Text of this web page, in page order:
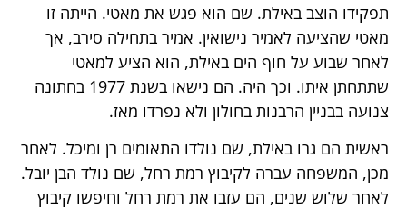
תפקידו הוצב באילת. שם הוא פגש את מאטי. הייתה זו
מאטי שהציעה לאמיר נישואין. אמיר בתחילה סירב, אך
לאחר שבוע על חוף הים באילת, הוא הציע למאטי
שתתחתן איתו. וכך היה. הם נישאו בשנת 1977 בחתונה
צנועה בבניין הרבנות בחולון ולא נפרדו מאז.
ראשית הם גרו באילת, שם נולדו התאומים רן ומיכל. לאחר
מכן, המשפחה עברה לקיבוץ רמת רחל, שם נולד הבן יובל.
לאחר שלוש שנים, הם עזבו את רמת רחל וחיפשו קיבוץ